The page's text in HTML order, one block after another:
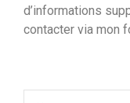
d’informations
contacter via mon